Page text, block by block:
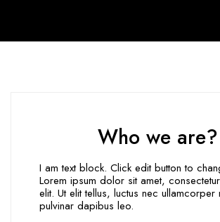
Who we are?
I am text block. Click edit button to
Lorem ipsum dolor sit amet,
elit. Ut elit tellus, luctus nec ullamcorper
pulvinar dapibus leo.